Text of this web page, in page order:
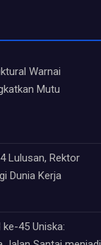
Warnai
Mutu
Lulusan, Rektor
Dunia Kerja
45 Uniska: